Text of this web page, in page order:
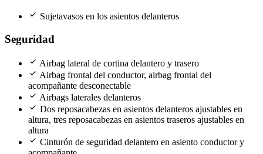
check Sujetavasos en los asientos delanteros
Seguridad
check Airbag lateral de cortina delantero y trasero
check Airbag frontal del conductor, airbag frontal del
acompañante desconectable
check Airbags laterales delanteros
check Dos reposacabezas en asientos delanteros ajustables en
altura, tres reposacabezas en asientos traseros ajustables en
altura
check Cinturón de seguridad delantero en asiento conductor y